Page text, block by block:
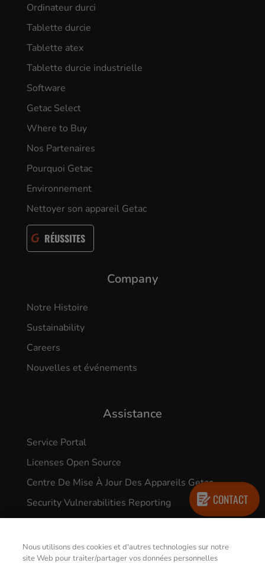
Ordinateur durci
Tablette durcie
Tablette atex
Tablette durcie industrielle
Software
Getac Select
Where to Buy
Nos Partenaires
Pourquoi Getac
Environnement
Nettoyer son appareil Getac
RÉUSSITES
Company
Notre Histoire
Sustainability
Careers
Nouvelles et événements
Assistance
Service Portal
Licenses Open Source
Centre De Mise À Jour Des Appareils Getac
Security Vulnerabilities Reporting
CONTACT
Nous utilisons des cookies et d'autres technologies sur notre
site Web pour traiter/partager vos données personnelles